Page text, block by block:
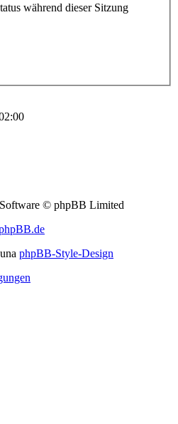
während dieser Sitzung
© phpBB Limited
phpBB-Style-Design